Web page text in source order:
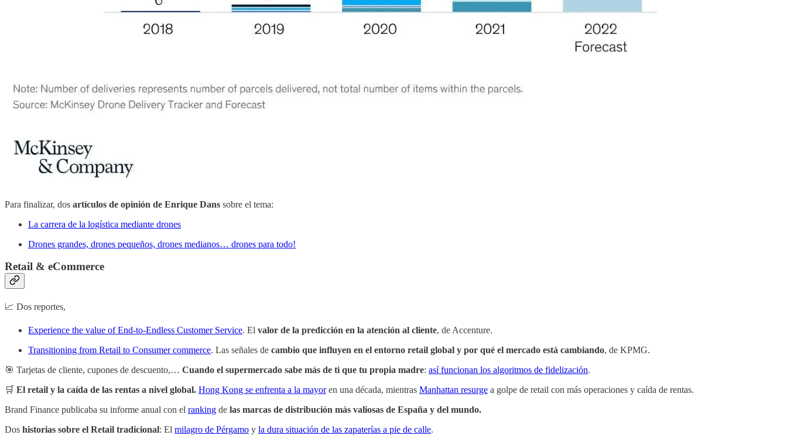
Para finalizar, dos artículos de opinión de Enrique Dans sobre el tema:
La carrera de la logística mediante drones
Drones grandes, drones pequeños, drones medianos… drones para todo!
Retail & eCommerce
📈 Dos reportes,
Experience the value of End-to-Endless Customer Service. El valor de la predicción en la atención al cliente, de Accenture.
Transitioning from Retail to Consumer commerce. Las señales de cambio que influyen en el entorno retail global y por qué el mercado está cambiando, de KPMG.
🎯 Tarjetas de cliente, cupones de descuento,… Cuando el supermercado sabe más de ti que tu propia madre: así funcionan los algoritmos de fidelización.
🛒 El retail y la caída de las rentas a nivel global. Hong Kong se enfrenta a la mayoren una década, mientras Manhattan resurge a golpe de retail con más operaciones y caída de rentas.
Brand Finance publicaba su informe anual con el ranking de las marcas de distribución más valiosas de España y del mundo.
Dos historias sobre el Retail tradicional: El milagro de Pérgamo y la dura situación de las zapaterías a pie de calle.